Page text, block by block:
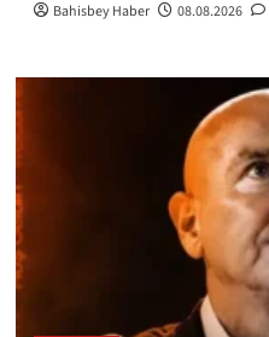
Bahisbey Haber 08.08.2026